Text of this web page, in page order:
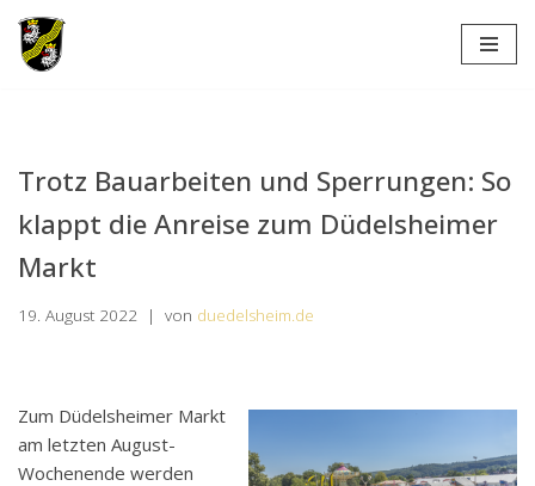
Zum
Trotz Bauarbeiten und Sperrungen: So
klappt die Anreise zum Düdelsheimer
Markt
19. August 2022 von duedelsheim.de
Zum Düdelsheimer Markt
am letzten August-
Wochenende werden